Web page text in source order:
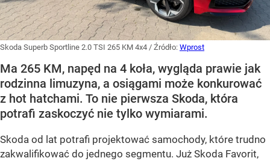
Skoda Superb Sportline 2.0 TSI 265 KM 4x4 / Źródło: Wprost
Ma 265 KM, napęd na 4 koła, wygląda prawie jak
rodzinna limuzyna, a osiągami może konkurować
z hot hatchami. To nie pierwsza Skoda, która
potrafi zaskoczyć nie tylko wymiarami.
Skoda od lat potrafi projektować samochody, które trudno
zakwalifikować do jednego segmentu. Już Skoda Favorit,